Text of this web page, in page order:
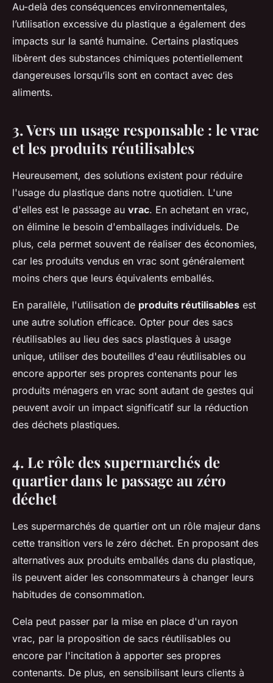
Au-delà des conséquences environnementales,
l’utilisation excessive du plastique a également des
impacts sur la santé humaine. Certains plastiques
libèrent des substances chimiques potentiellement
dangereuses lorsqu’ils sont en contact avec des
aliments.
3. Vers un usage responsable : le vrac
et les produits réutilisables
Heureusement, des solutions existent pour réduire
l'usage du plastique dans notre quotidien. L'une
d'elles est le passage au vrac. En achetant en vrac,
on élimine le besoin d'emballages individuels. De
plus, cela permet souvent de réaliser des économies,
car les produits vendus en vrac sont généralement
moins chers que leurs équivalents emballés.
En parallèle, l'utilisation de produits réutilisables est
une autre solution efficace. Opter pour des sacs
réutilisables au lieu des sacs plastiques à usage
unique, utiliser des bouteilles d'eau réutilisables ou
encore apporter ses propres contenants pour les
produits ménagers en vrac sont autant de gestes qui
peuvent avoir un impact significatif sur la réduction
des déchets plastiques.
4. Le rôle des supermarchés de
quartier dans le passage au zéro
déchet
Les supermarchés de quartier ont un rôle majeur dans
cette transition vers le zéro déchet. En proposant des
alternatives aux produits emballés dans du plastique,
ils peuvent aider les consommateurs à changer leurs
habitudes de consommation.
Cela peut passer par la mise en place d'un rayon
vrac, par la proposition de sacs réutilisables ou
encore par l'incitation à apporter ses propres
contenants. De plus, en sensibilisant leurs clients à